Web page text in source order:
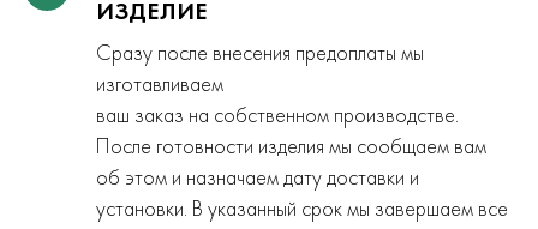
ИЗДЕЛИЕ
Сразу после внесения предоплаты мы
изготавливаем
ваш заказ на собственном производстве.
После готовности изделия мы сообщаем вам
об этом и назначаем дату доставки и
установки. В указанный срок мы завершаем все